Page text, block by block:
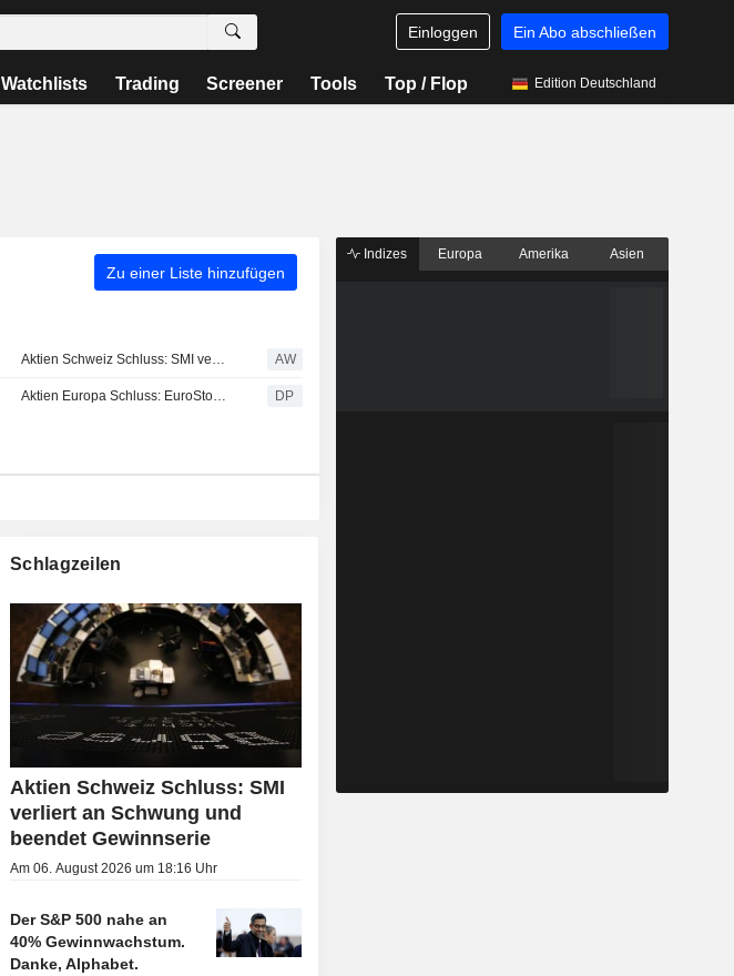
Einloggen Ein Abo abschließen
Watchlists Trading Screener Tools Top / Flop Edition Deutschland
Zu einer Liste hinzufügen
Aktien Schweiz Schluss: SMI verliert an Schwung und beendet Gewinnserie AW
Aktien Europa Schluss: EuroStoxx setzt Rekordlauf fort - Nahost-Hoffnung stützt DP
Schlagzeilen
Aktien Schweiz Schluss: SMI
verliert an Schwung und
beendet Gewinnserie
Am 06. August 2026 um 18:16 Uhr
Der S&P 500 nahe an
40% Gewinnwachstum.
Danke, Alphabet.
Indizes Europa Amerika Asien